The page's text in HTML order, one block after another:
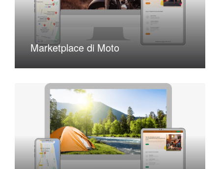
Marketplace di Moto